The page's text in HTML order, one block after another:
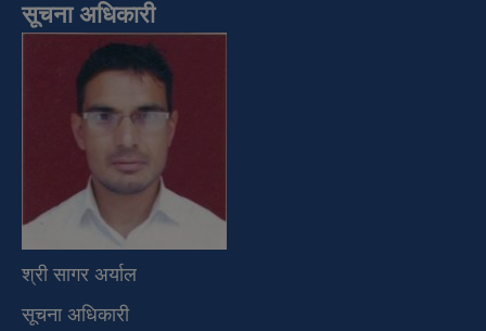
सूचना अधिकारी
श्री सागर अर्याल
सूचना अधिकारी